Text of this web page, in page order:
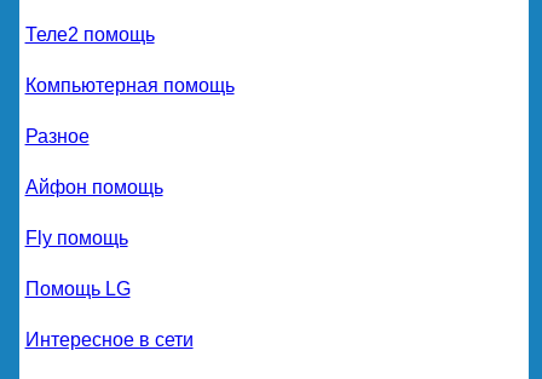
Теле2 помощь
Компьютерная помощь
Разное
Айфон помощь
Fly помощь
Помощь LG
Интересное в сети